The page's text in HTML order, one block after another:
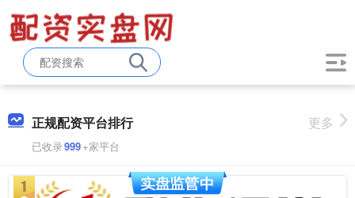
正规配资平台排行
已收录999+家平台
更多